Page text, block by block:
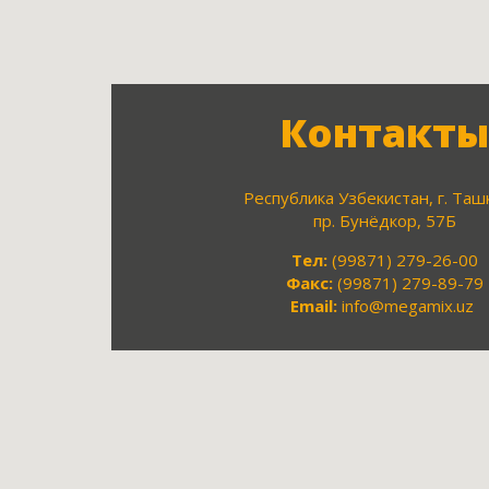
Контакты
Республика Узбекистан, г.
пр. Бунёдкор, 57Б
Тел: (99871) 279-26-00
Факс: (99871) 279-89-79
Email: info@megamix.uz